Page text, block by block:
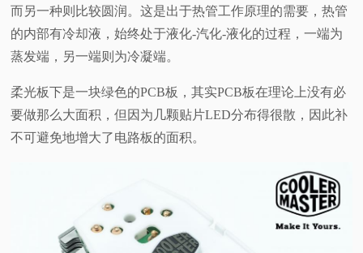
而另一种则比较圆润。这是出于热管工作原理的需要，热管
的内部有冷却液，始终处于液化-汽化-液化的过程，一端为
蒸发端，另一端则为冷凝端。
柔光板下是一块绿色的PCB板，其实PCB板在理论上没有必
要做那么大面积，但因为几颗贴片LED分布得很散，因此补
不可避免地增大了电路板的面积。